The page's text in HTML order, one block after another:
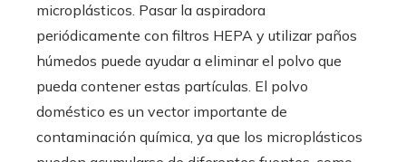
microplásticos. Pasar la aspiradora
periódicamente con filtros HEPA y utilizar paños
húmedos puede ayudar a eliminar el polvo que
pueda contener estas partículas. El polvo
doméstico es un vector importante de
contaminación química, ya que los microplásticos